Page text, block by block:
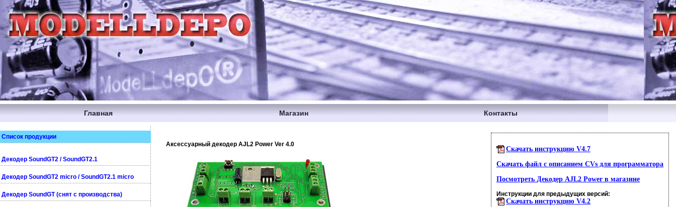
Главная Магазин Контакты
Список продукции
Декодер SoundGT2 / SoundGT2.1
Декодер SoundGT2 micro / SoundGT2.1 micro
Декодер SoundGT (снят с производства)
Скачать инструкцию V4.7
Скачать файл с описанием CVs для программатора
Посмотреть Декодер AJL2 Power в магазине
Инструкции для предыдущих версий:
Скачать инструкцию V4.2
Аксессуарный декодер AJL2 Power Ver 4.0